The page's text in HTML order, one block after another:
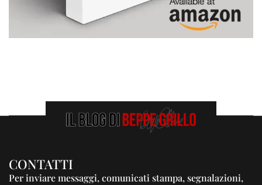
CONTATTI
Per inviare messaggi, comunicati stampa, segnalazioni,